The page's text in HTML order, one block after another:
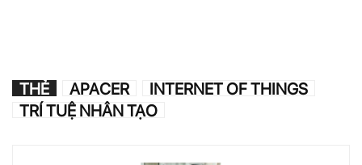
THẺ APACER
INTERNET OF THINGS
TRÍ TUỆ NHÂN TẠO